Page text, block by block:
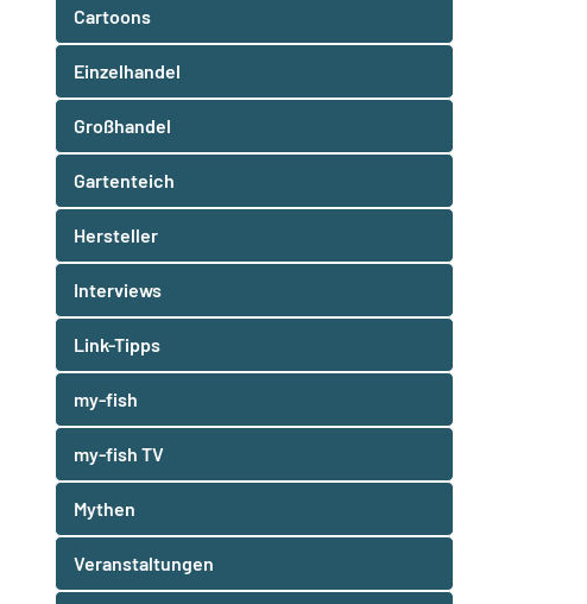
Cartoons
Einzelhandel
Großhandel
Gartenteich
Hersteller
Interviews
Link-Tipps
my-fish
my-fish TV
Mythen
Veranstaltungen